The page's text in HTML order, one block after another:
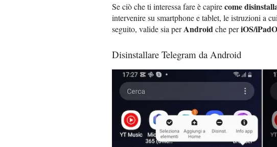
Se ciò che ti interessa fare è capirecome
intervenire su smartphone e tablet, le istruzioni a
seguito, valide sia perAndroidche periOS/
Disinstallare Telegram da Android